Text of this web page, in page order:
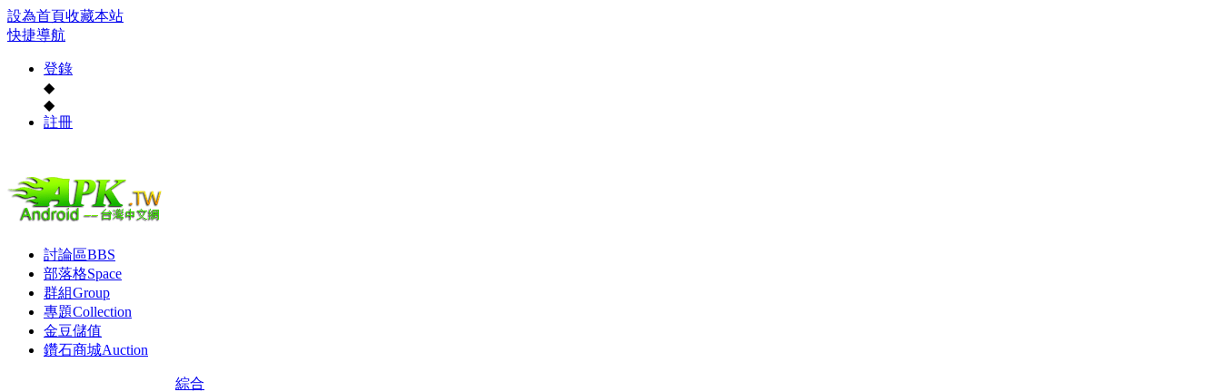
設為首頁收藏本站
快捷導航
登錄
◆
◆
註冊
討論區BBS
部落格Space
群組Group
專題Collection
金豆儲值
鑽石商城Auction
綜合